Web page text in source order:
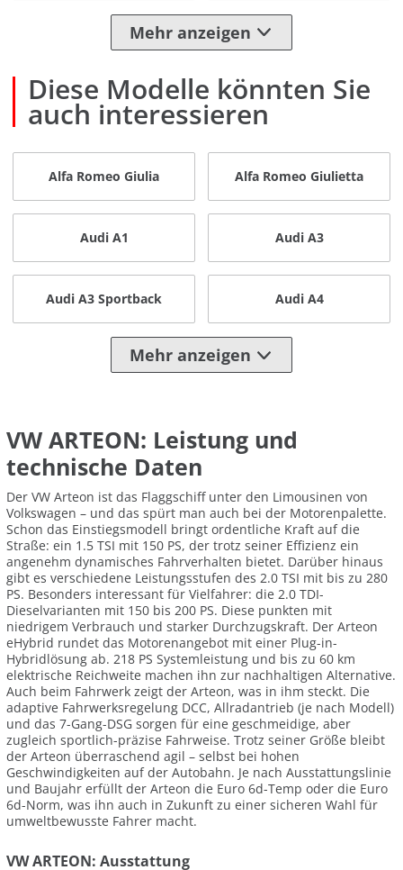
Mehr anzeigen
Diese Modelle könnten Sie
auch interessieren
Alfa Romeo Giulia Alfa Romeo Giulietta
Audi A1 Audi A3
Audi A3 Sportback Audi A4
Mehr anzeigen
VW ARTEON: Leistung und
technische Daten
Der VW Arteon ist das Flaggschiff unter den Limousinen von
Volkswagen – und das spürt man auch bei der Motorenpalette.
Schon das Einstiegsmodell bringt ordentliche Kraft auf die
Straße: ein 1.5 TSI mit 150 PS, der trotz seiner Effizienz ein
angenehm dynamisches Fahrverhalten bietet. Darüber hinaus
gibt es verschiedene Leistungsstufen des 2.0 TSI mit bis zu 280
PS. Besonders interessant für Vielfahrer: die 2.0 TDI-
Dieselvarianten mit 150 bis 200 PS. Diese punkten mit
niedrigem Verbrauch und starker Durchzugskraft. Der Arteon
eHybrid rundet das Motorenangebot mit einer Plug-in-
Hybridlösung ab. 218 PS Systemleistung und bis zu 60 km
elektrische Reichweite machen ihn zur nachhaltigen Alternative.
Auch beim Fahrwerk zeigt der Arteon, was in ihm steckt. Die
adaptive Fahrwerksregelung DCC, Allradantrieb (je nach Modell)
und das 7-Gang-DSG sorgen für eine geschmeidige, aber
zugleich sportlich-präzise Fahrweise. Trotz seiner Größe bleibt
der Arteon überraschend agil – selbst bei hohen
Geschwindigkeiten auf der Autobahn. Je nach Ausstattungslinie
und Baujahr erfüllt der Arteon die Euro 6d-Temp oder die Euro
6d-Norm, was ihn auch in Zukunft zu einer sicheren Wahl für
umweltbewusste Fahrer macht.
VW ARTEON: Ausstattung